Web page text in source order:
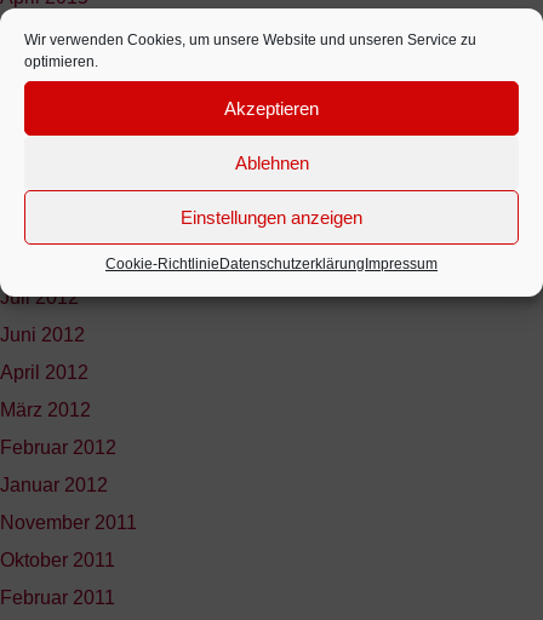
Wir verwenden Cookies, um unsere Website und unseren Service zu
optimieren.
Akzeptieren
Ablehnen
Einstellungen anzeigen
Cookie-Richtlinie Datenschutzerklärung Impressum
November 2014
September 2014
August 2012
Juli 2012
Juni 2012
April 2012
März 2012
Februar 2012
Januar 2012
November 2011
Oktober 2011
Februar 2011